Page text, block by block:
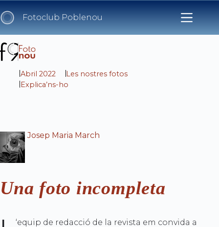
to
content
Fotoclub Poblenou
Abril 2022
Les nostres fotos
Explica’ns-ho
Josep Maria March
Una foto incompleta
‘equip de redacció de la revista em convida a